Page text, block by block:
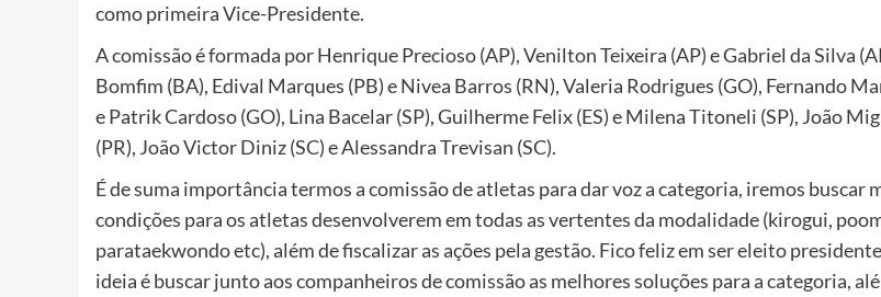
como primeira Vice-Presidente.
A comissão é formada por Henrique Precioso (AP), Venilton Teixeira (AP) e Gabriel da Silva
Bomfim (BA), Edival Marques (PB) e Nivea Barros (RN), Valeria Rodrigues (GO), Fernando
e Patrik Cardoso (GO), Lina Bacelar (SP), Guilherme Felix (ES) e Milena Titoneli (SP), João
(PR), João Victor Diniz (SC) e Alessandra Trevisan (SC).
É de suma importância termos a comissão de atletas para dar voz a categoria, iremos buscar
condições para os atletas desenvolverem em todas as vertentes da modalidade (kirogui,
parataekwondo etc), além de fiscalizar as ações pela gestão. Fico feliz em ser eleito
ideia é buscar junto aos companheiros de comissão as melhores soluções para a categoria,